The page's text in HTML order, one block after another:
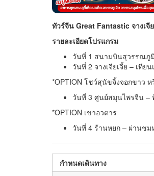
ทัวร์จีน Great Fantastic จางเ
รายละเอียดโปรแกรม
วันที่ 1 สนามบินสุวรรณภู
วันที่ 2 จางเจียเจี้ย – เที
*OPTION โชว์สุนัขจิ้งจอกขาว
วันที่ 3 ศูนย์สมุนไพรจีน –
*OPTION เขาอวตาร
วันที่ 4 ร้านหยก – ผ่านชม
กำหนดเดินทาง